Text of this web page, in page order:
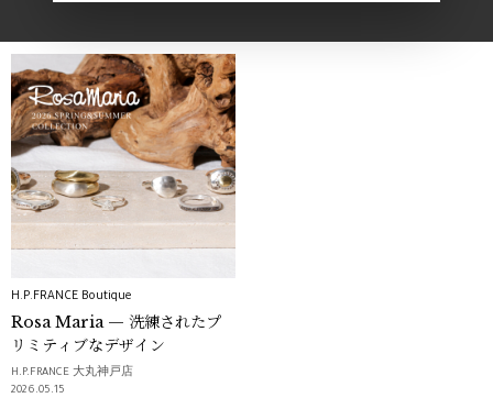
H.P.FRANCE Boutique
Rosa Maria — 洗練されたプ
リミティブなデザイン
H.P.FRANCE 大丸神戸店
2026.05.15